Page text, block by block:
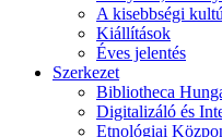
A kisebbségi
Kiállítások
Éves jelentés
Szerkezet
Bibliotheca
Digitalizáló és
Etnológiai